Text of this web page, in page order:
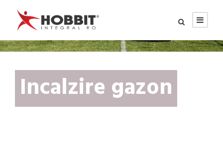
Incalzire gazon